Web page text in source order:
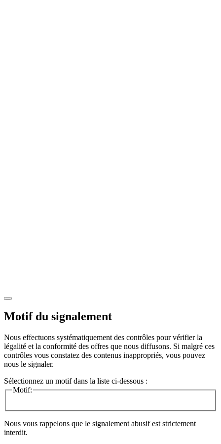
Motif du signalement
Nous effectuons systématiquement des contrôles pour vérifier la
légalité et la conformité des offres que nous diffusons. Si malgré ces
contrôles vous constatez des contenus inappropriés, vous pouvez
nous le signaler.
Sélectionnez un motif dans la liste ci-dessous :
Motif:
Nous vous rappelons que le signalement abusif est strictement
interdit.